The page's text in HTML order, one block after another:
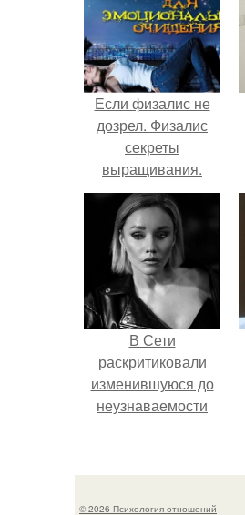
Если физалис не
дозрел. Физалис
секреты
выращивания.
В Сети
раскритиковали
изменившуюся до
неузнаваемости
© 2026 Психология отношений